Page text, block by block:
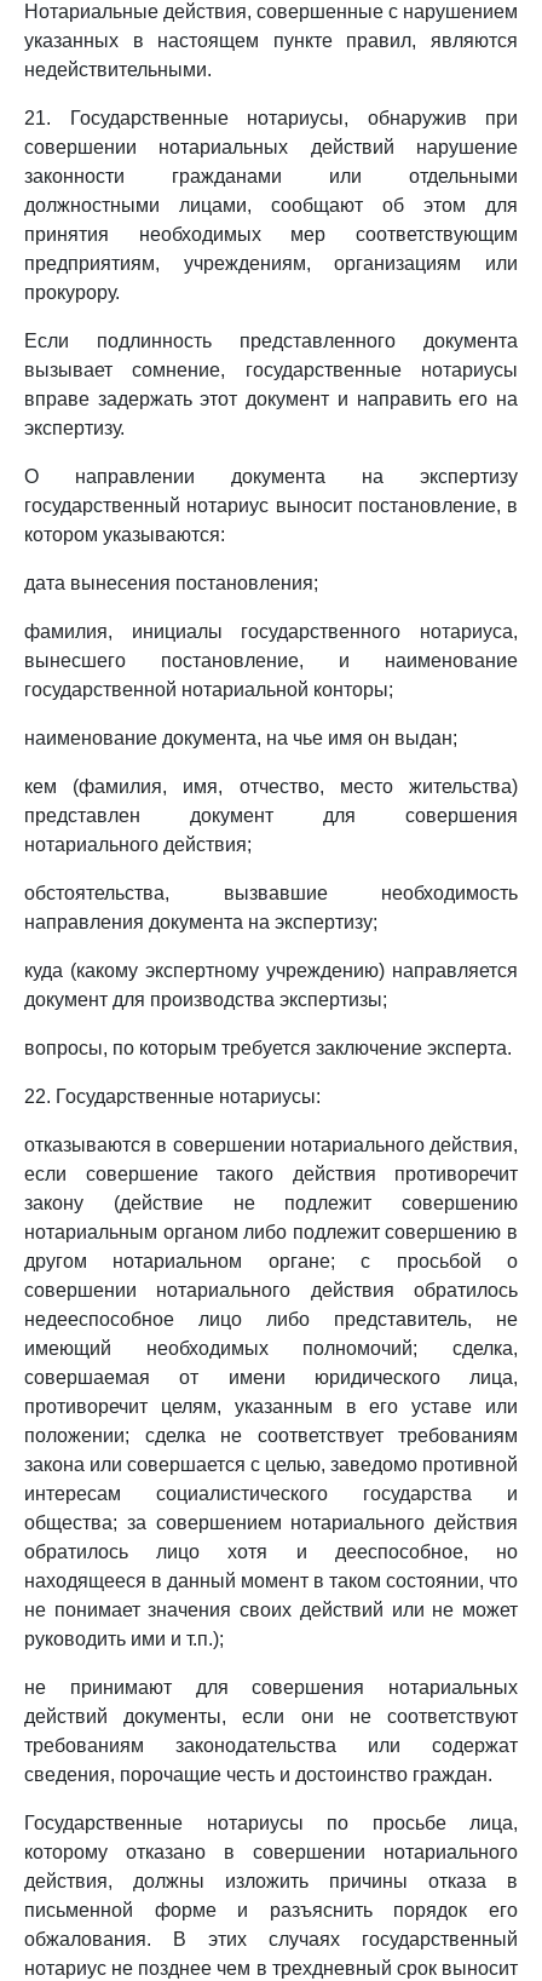
Нотариальные действия, совершенные с нарушением
указанных в настоящем пункте правил, являются
недействительными.
21. Государственные нотариусы, обнаружив при
совершении нотариальных действий нарушение
законности гражданами или отдельными
должностными лицами, сообщают об этом для
принятия необходимых мер соответствующим
предприятиям, учреждениям, организациям или
прокурору.
Если подлинность представленного документа
вызывает сомнение, государственные нотариусы
вправе задержать этот документ и направить его на
экспертизу.
О направлении документа на экспертизу
государственный нотариус выносит постановление, в
котором указываются:
дата вынесения постановления;
фамилия, инициалы государственного нотариуса,
вынесшего постановление, и наименование
государственной нотариальной конторы;
наименование документа, на чье имя он выдан;
кем (фамилия, имя, отчество, место жительства)
представлен документ для совершения
нотариального действия;
обстоятельства, вызвавшие необходимость
направления документа на экспертизу;
куда (какому экспертному учреждению) направляется
документ для производства экспертизы;
вопросы, по которым требуется заключение эксперта.
22. Государственные нотариусы:
отказываются в совершении нотариального действия,
если совершение такого действия противоречит
закону (действие не подлежит совершению
нотариальным органом либо подлежит совершению в
другом нотариальном органе; с просьбой о
совершении нотариального действия обратилось
недееспособное лицо либо представитель, не
имеющий необходимых полномочий; сделка,
совершаемая от имени юридического лица,
противоречит целям, указанным в его уставе или
положении; сделка не соответствует требованиям
закона или совершается с целью, заведомо противной
интересам социалистического государства и
общества; за совершением нотариального действия
обратилось лицо хотя и дееспособное, но
находящееся в данный момент в таком состоянии, что
не понимает значения своих действий или не может
руководить ими и т.п.);
не принимают для совершения нотариальных
действий документы, если они не соответствуют
требованиям законодательства или содержат
сведения, порочащие честь и достоинство граждан.
Государственные нотариусы по просьбе лица,
которому отказано в совершении нотариального
действия, должны изложить причины отказа в
письменной форме и разъяснить порядок его
обжалования. В этих случаях государственный
нотариус не позднее чем в трехдневный срок выносит